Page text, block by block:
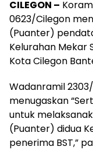
CILEGON –
0623/Cilegon
(Puanter)
Kelurahan Mekar
Kota Cilegon
Wadanramil
menugaskan
untuk
(Puanter) didua
penerima BST,”